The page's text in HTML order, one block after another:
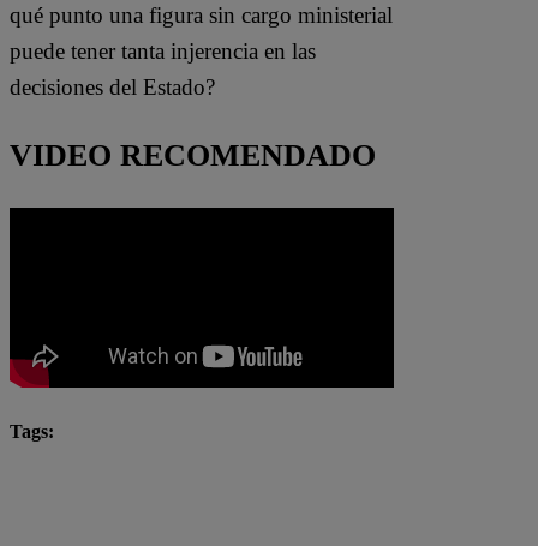
qué punto una figura sin cargo ministerial
puede tener tanta injerencia en las
decisiones del Estado?
VIDEO RECOMENDADO
Tags: